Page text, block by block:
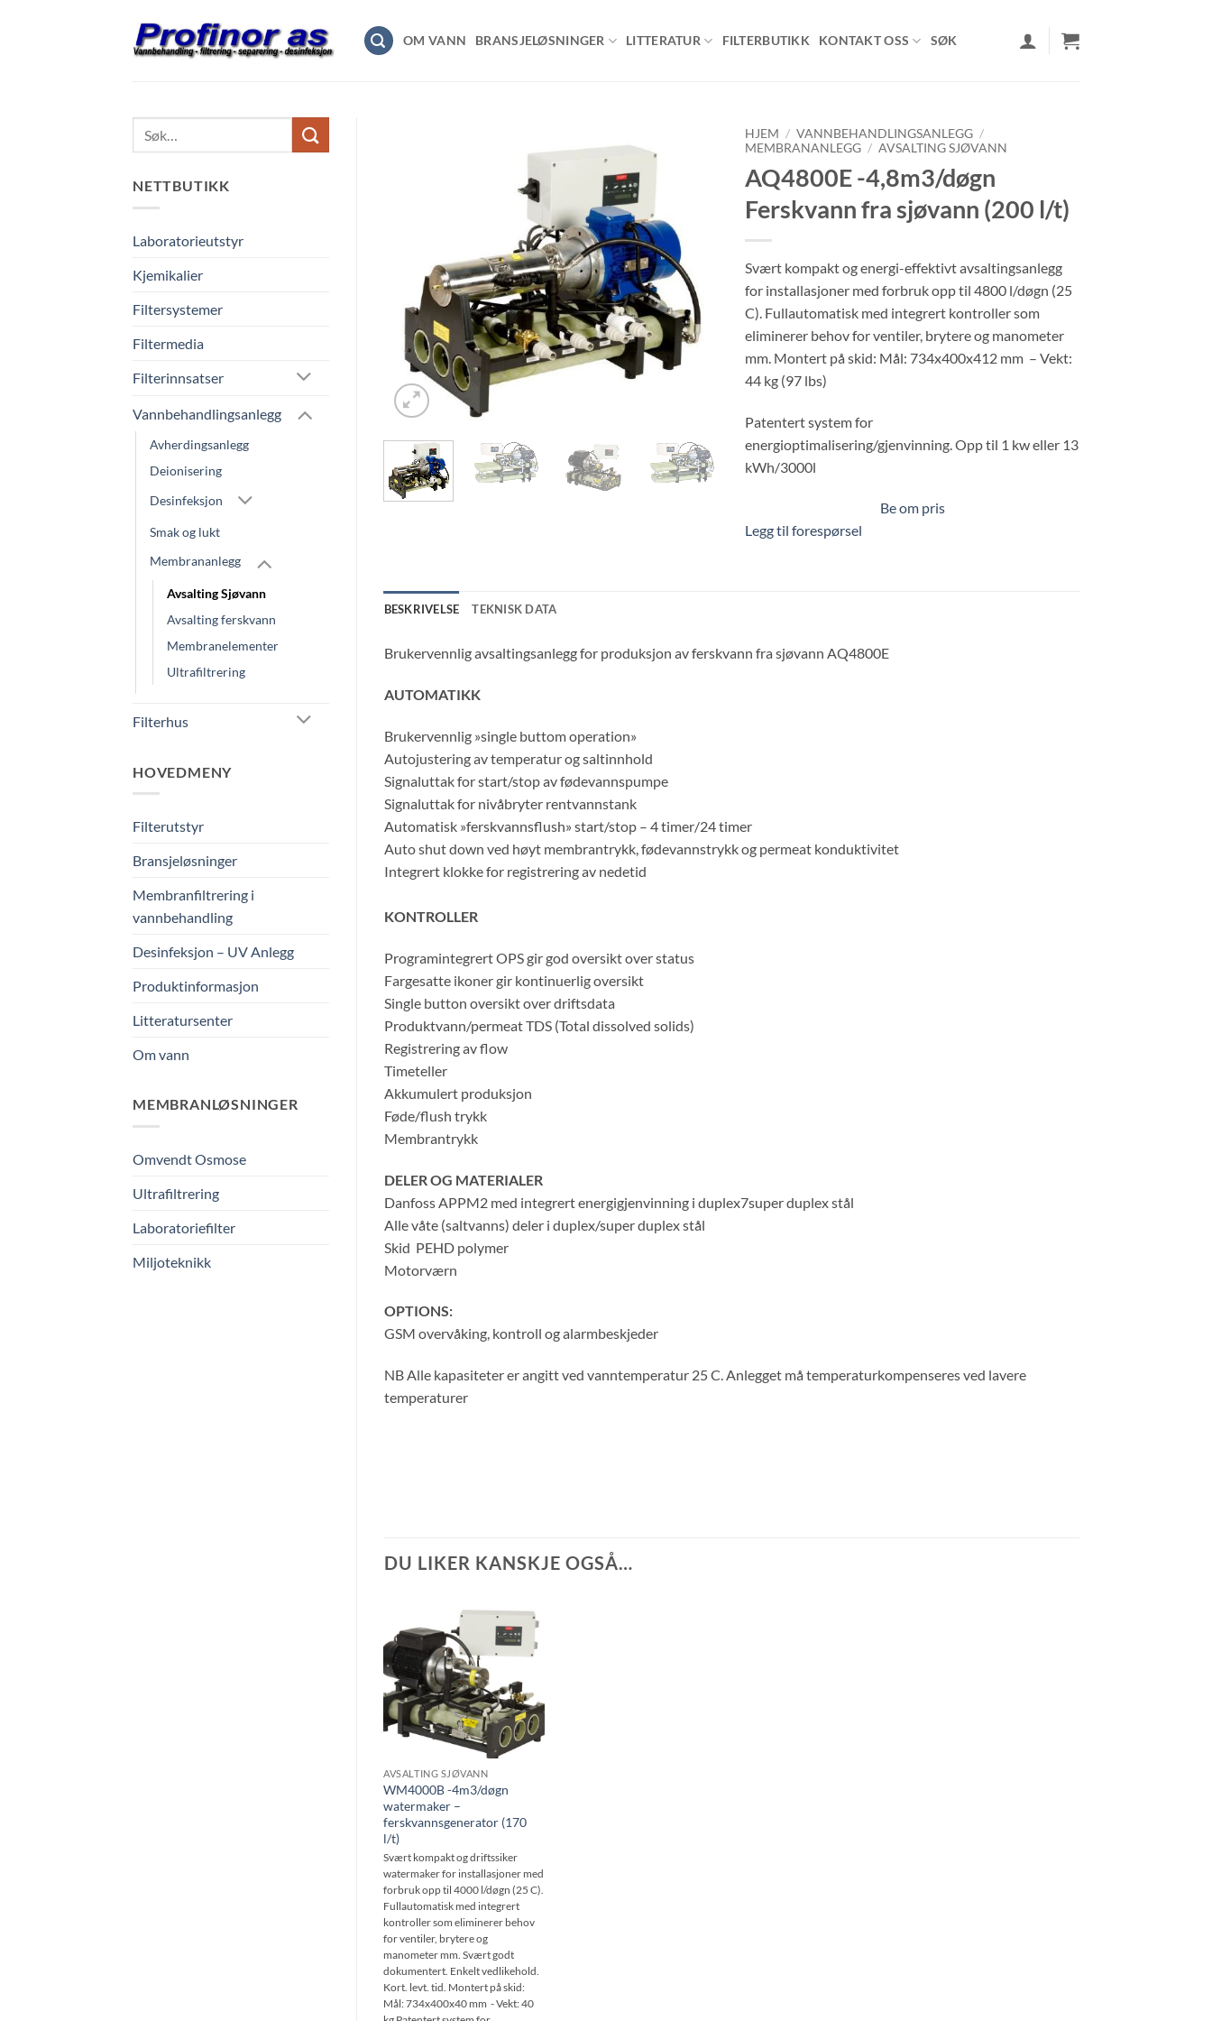
OM VANN BRANSJELØSNINGER LITTERATUR FILTERBUTIKK KONTAKT OSS SØK
NETTBUTIKK
Laboratorieutstyr
Kjemikalier
Filtersystemer
Filtermedia
Filterinnsatser
Vannbehandlingsanlegg
Avherdingsanlegg
Deionisering
Desinfeksjon
Smak og lukt
Membrananlegg
Avsalting Sjøvann
Avsalting ferskvann
Membranelementer
Ultrafiltrering
Filterhus
HOVEDMENY
Filterutstyr
Bransjeløsninger
Membranfiltrering i
vannbehandling
Desinfeksjon – UV Anlegg
Produktinformasjon
Litteratursenter
Om vann
MEMBRANLØSNINGER
Omvendt Osmose
Ultrafiltrering
Laboratoriefilter
Miljoteknikk
HJEM / VANNBEHANDLINGSANLEGG /
MEMBRANANLEGG / AVSALTING SJØVANN
AQ4800E -4,8m3/døgn
Ferskvann fra sjøvann (200 l/t)
Svært kompakt og energi-effektivt avsaltingsanlegg
for installasjoner med forbruk opp til 4800 l/døgn (25
C). Fullautomatisk med integrert kontroller som
eliminerer behov for ventiler, brytere og manometer
mm. Montert på skid: Mål: 734x400x412 mm – Vekt:
44 kg (97 lbs)
Patentert system for
energioptimalisering/gjenvinning. Opp til 1 kw eller 13
kWh/3000l
Be om pris
Legg til forespørsel
BESKRIVELSE TEKNISK DATA
Brukervennlig avsaltingsanlegg for produksjon av ferskvann fra sjøvann AQ4800E
AUTOMATIKK
Brukervennlig »single buttom operation»
Autojustering av temperatur og saltinnhold
Signaluttak for start/stop av fødevannspumpe
Signaluttak for nivåbryter rentvannstank
Automatisk »ferskvannsflush» start/stop– 4 timer/24 timer
Auto shut down ved høyt membrantrykk, fødevannstrykk og permeat konduktivitet
Integrert klokke for registrering av nedetid
KONTROLLER
Programintegrert OPS gir god oversikt over status
Fargesatte ikoner gir kontinuerlig oversikt
Single button oversikt over driftsdata
Produktvann/permeat TDS (Total dissolved solids)
Registrering av flow
Timeteller
Akkumulert produksjon
Føde/flush trykk
Membrantrykk
DELER OG MATERIALER
Danfoss APPM2 med integrert energigjenvinning i duplex7super duplex stål
Alle våte (saltvanns) deler i duplex/super duplex stål
Skid PEHD polymer
Motorværn
OPTIONS:
GSM overvåking, kontroll og alarmbeskjeder
NB Alle kapasiteter er angitt ved vanntemperatur 25 C. Anlegget må temperaturkompenseres ved lavere
temperaturer
DU LIKER KANSKJE OGSÅ…
Be
om
AVSALTING SJØVANN
WM4000B -4m3/døgn
watermaker –
ferskvannsgenerator (170
l/t)
Svært kompakt og driftssiker
watermaker for installasjoner med
forbruk opp til 4000 l/døgn (25 C).
Fullautomatisk med integrert
kontroller som eliminerer behov
for ventiler, brytere og
manometer mm. Svært godt
dokumentert. Enkelt vedlikehold.
Kort. levt. tid. Montert på skid:
Mål: 734x400x40 mm - Vekt: 40